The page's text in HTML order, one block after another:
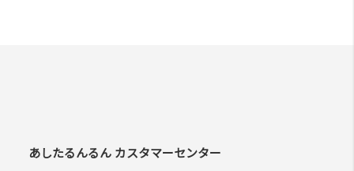
あしたるんるん カスタマーセンター